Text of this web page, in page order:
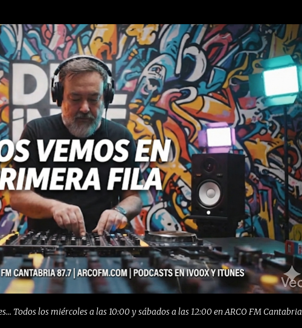
Todos los miércoles a las 10:00 y sábados a las 12:00 en ARCO FM Cantabria